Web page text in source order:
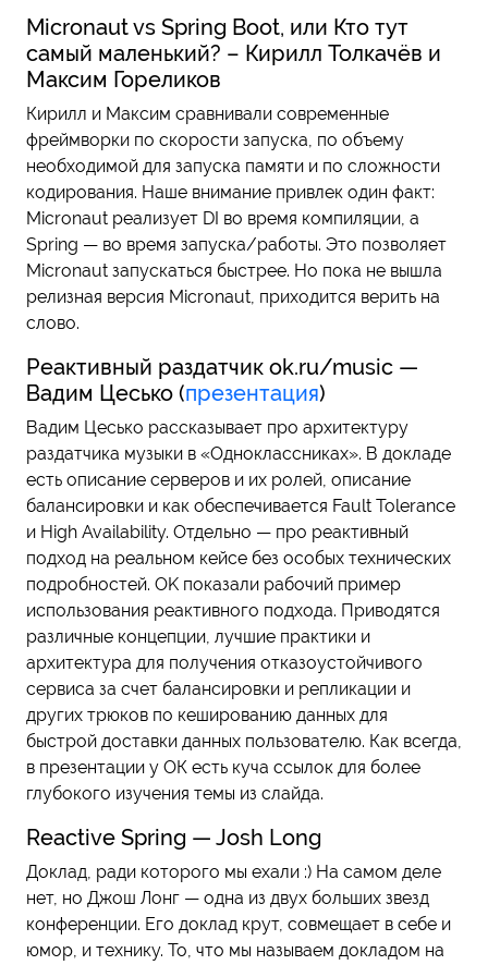
Micronaut vs Spring Boot, или Кто тут
самый маленький? – Кирилл Толкачёв и
Максим Гореликов
Кирилл и Максим сравнивали современные
фреймворки по скорости запуска, по объему
необходимой для запуска памяти и по сложности
кодирования. Наше внимание привлек один факт:
Micronaut реализует DI во время компиляции, а
Spring — во время запуска/работы. Это позволяет
Micronaut запускаться быстрее. Но пока не вышла
релизная версия Micronaut, приходится верить на
слово.
Реактивный раздатчик ok.ru/music —
Вадим Цесько (презентация)
Вадим Цесько рассказывает про архитектуру
раздатчика музыки в «Одноклассниках». В докладе
есть описание серверов и их ролей, описание
балансировки и как обеспечивается Fault Tolerance
и High Availability. Отдельно — про реактивный
подход на реальном кейсе без особых технических
подробностей. OK показали рабочий пример
использования реактивного подхода. Приводятся
различные концепции, лучшие практики и
архитектура для получения отказоустойчивого
сервиса за счет балансировки и репликации и
других трюков по кешированию данных для
быстрой доставки данных пользователю. Как всегда,
в презентации у ОК есть куча ссылок для более
глубокого изучения темы из слайда.
Reactive Spring — Josh Long
Доклад, ради которого мы ехали :) На самом деле
нет, но Джош Лонг — одна из двух больших звезд
конференции. Его доклад крут, совмещает в себе и
юмор, и технику. То, что мы называем докладом на